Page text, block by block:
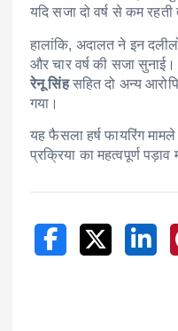
यदि सजा दो वर्ष से कम
हालांकि, अदालत ने इन
और चार वर्ष की सजा सुनाई।
रेनू सिंहसहित दो अन्य
गया।
यह फैसला हर्ष फायरिंग
प्रक्रिया का महत्वपूर्ण पड़ाव